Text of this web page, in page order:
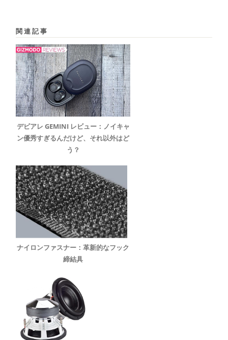
関連記事
デビアレ GEMINI レビュー：ノイキャ
ン優秀すぎるんだけど、それ以外はど
う？
ナイロンファスナー：革新的なフック
締結具